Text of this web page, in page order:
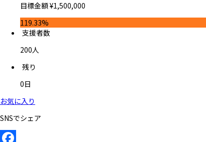
目標金額¥1,500,000
119.33%
支援者数
200人
残り
0日
お気に入り
SNSでシェア